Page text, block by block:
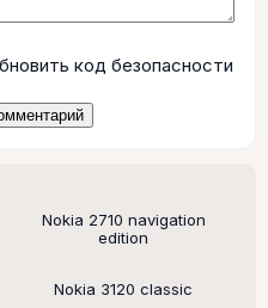
Nokia 2710 navigation
edition
Nokia 3120 classic